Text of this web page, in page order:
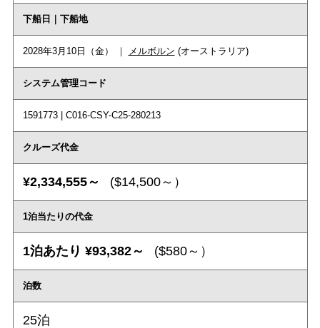
下船日｜下船地
2028年3月10日（金） ｜ メルボルン (オーストラリア)
システム管理コード
1591773 | C016-CSY-C25-280213
クルーズ代金
¥2,334,555～ ($14,500～）
1泊当たりの代金
1泊あたり ¥93,382～ ($580～）
泊数
25泊